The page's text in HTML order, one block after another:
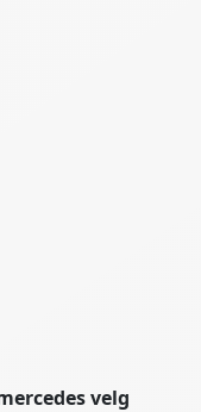
velg